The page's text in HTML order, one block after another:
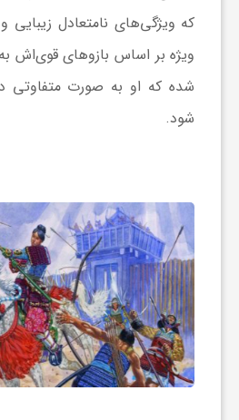
که ویژگی‌های نامتعادل زیبایی
ویژه بر اساس بازوهای قوی‌اش به
شده که او به صورت متفاوتی
شود.